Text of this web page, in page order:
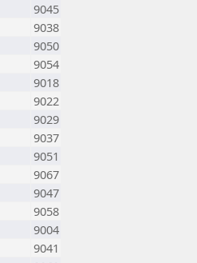
9045
9038
9050
9054
9018
9022
9029
9037
9051
9067
9047
9058
9004
9041